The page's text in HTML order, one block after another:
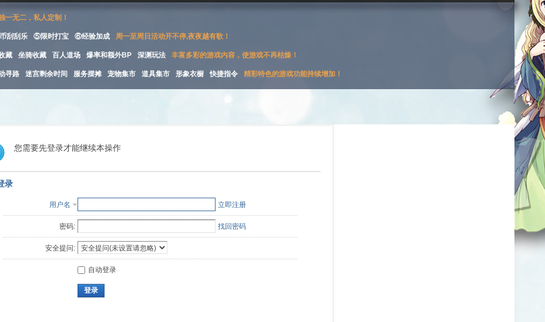
一无二，私人定制！
刮刮乐 ⑤限时打宝 ⑥经验加成 周一至周日活动开不停,夜夜越有歌！
藏 坐骑收藏 百人道场 爆率和额外BP 深渊玩法 丰富多彩的游戏内容，使游戏不再枯燥！
寻路 迷宫剩余时间 服务摆摊 宠物集市 道具集市 形象衣橱 快捷指令 精彩特色的游戏功能持续增加！
您需要先登录才能继续本操作
录
用户名 立即注册
密码: 找回密码
安全提问:
自动登录
登录